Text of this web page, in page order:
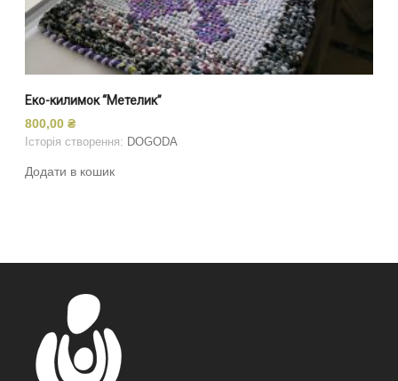
Еко-килимок “Метелик”
800,00₴
Історія створення: DOGODA
Додати в кошик